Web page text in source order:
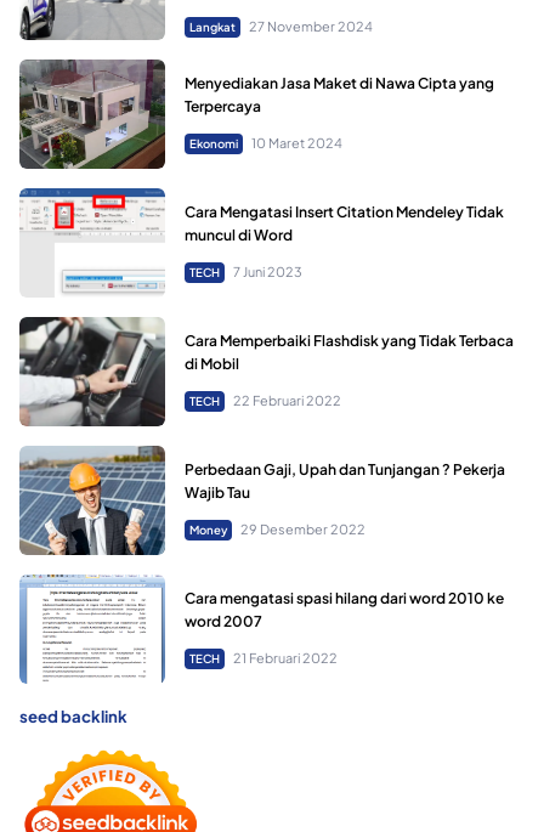
Langkat 27 November 2024
Menyediakan Jasa Maket di Nawa Cipta yang
Terpercaya
Ekonomi 10 Maret 2024
Cara Mengatasi Insert Citation Mendeley Tidak
muncul di Word
TECH 7 Juni 2023
Cara Memperbaiki Flashdisk yang Tidak Terbaca
di Mobil
TECH 22 Februari 2022
Perbedaan Gaji, Upah dan Tunjangan ? Pekerja
Wajib Tau
Money 29 Desember 2022
Cara mengatasi spasi hilang dari word 2010 ke
word 2007
TECH 21 Februari 2022
seed backlink